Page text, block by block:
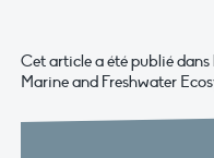
Cet article a été publié
Marine and Freshwater